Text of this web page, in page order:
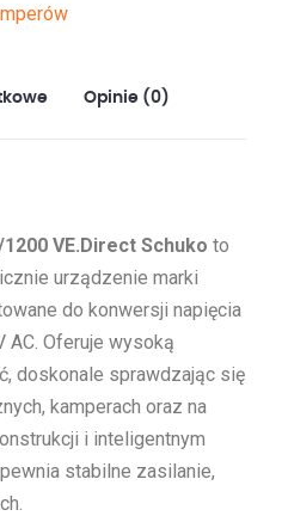
Opinie (0)
VE.Direct Schuko to
urządzenie marki
do konwersji napięcia
AC. Oferuje wysoką
doskonale sprawdzając się
kamperach oraz na
i inteligentnym
stabilne zasilanie,